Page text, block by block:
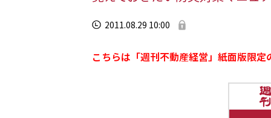
2011.08.29 10:00
こちらは「週刊不動産経営」紙面版限定